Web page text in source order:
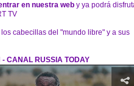
en nuestra web y ya podrá
TV
los cabecillas del "mundo libre" y a sus
- CANAL RUSSIA TODAY